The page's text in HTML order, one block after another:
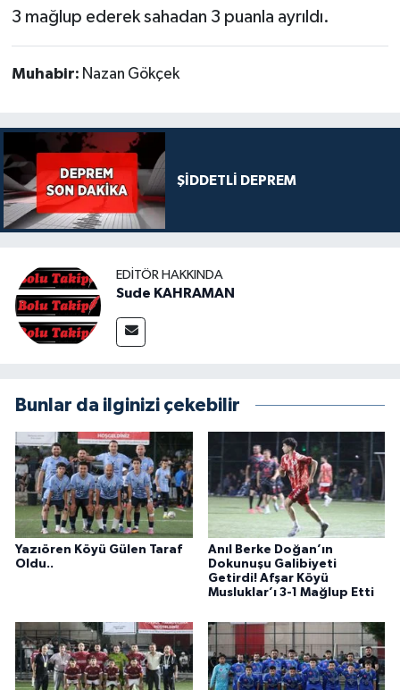
3 mağlup ederek sahadan 3 puanla ayrıldı.
Muhabir: Nazan Gökçek
ŞİDDETLİ DEPREM
EDITÖR HAKKINDA
Sude KAHRAMAN
Bunlar da ilginizi çekebilir
Yazıören Köyü Gülen Taraf
Oldu..
Anıl Berke Doğan’ın
Dokunuşu Galibiyeti
Getirdi! Afşar Köyü
Musluklar’ı 3-1 Mağlup Etti